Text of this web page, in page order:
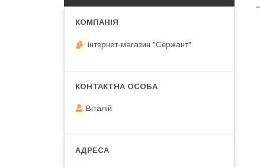
інтернет-магазин "Сержант"
Віталій